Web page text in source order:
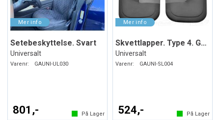
Setebeskyttelse. Svart
Universalt
Varenr: GAUNI-UL030
801,- På Lager
Skvettlapper. Type 4. Gummi
Universalt
Varenr: GAUNI-SL004
524,- På Lager